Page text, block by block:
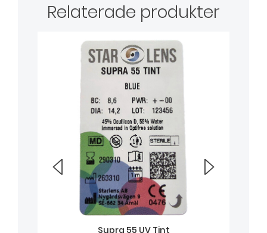
Relaterade produkter
Supra 55 UV Tint